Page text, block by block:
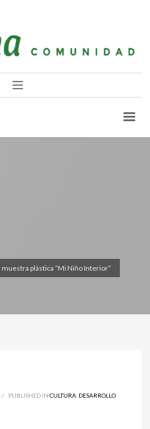
plástica “Mi Niño Interior”
/ PUBLISHED IN CULTURA DESARROLLO